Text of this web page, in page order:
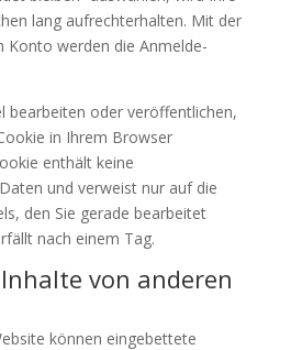
lang aufrechterhalten. Mit der
Konto werden die Anmelde-
bearbeiten oder veröffentlichen,
in Ihrem Browser
enthält keine
und verweist nur auf die
den Sie gerade bearbeitet
nach einem Tag.
von anderen
können eingebettete